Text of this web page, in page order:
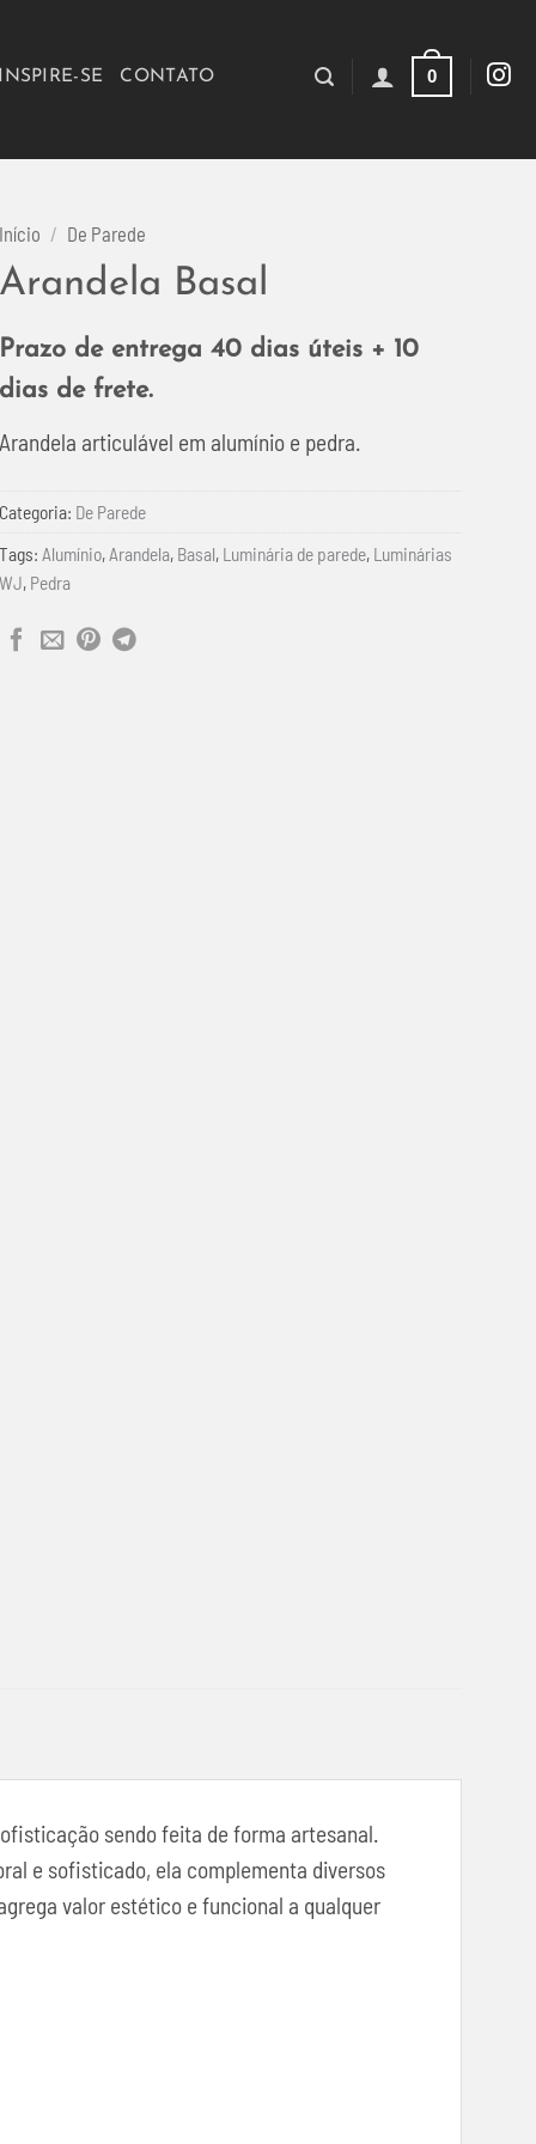
SE CONTATO 0
Início / De Parede
Arandela Basal
Prazo de entrega 40 dias úteis + 10
dias de frete.
Arandela articulável em alumínio e pedra.
Categoria: De Parede
Tags:Alumínio,Arandela, Basal, Luminária de parede, Luminárias
WJ, Pedra
sendo feita de forma artesanal.
e sofisticado, ela complementa diversos
valor estético e funcional a qualquer